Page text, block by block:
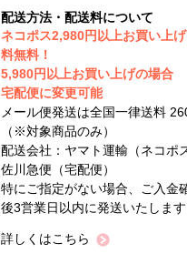
配送方法・配送料について
ネコポス2,980円以上お買い上
料無料！
5,980円以上お買い上げの場合
宅配便に変更可能
メール便発送は全国一律送料
（※対象商品のみ）
配送会社：ヤマト運輸（ネコポ
佐川急便（宅配便）
特にご指定がない場合、ご入金
後3営業日以内に発送いたします
詳しくはこちら